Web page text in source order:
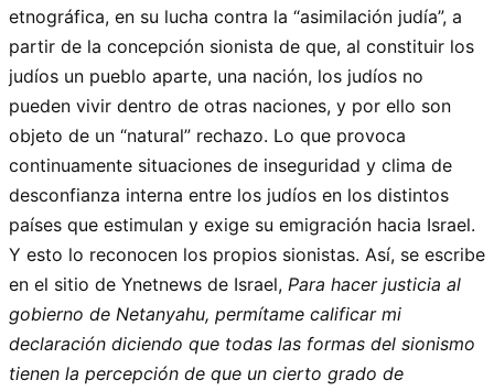
etnográfica, en su lucha contra la “asimilación judía”, a
partir de la concepción sionista de que, al constituir los
judíos un pueblo aparte, una nación, los judíos no
pueden vivir dentro de otras naciones, y por ello son
objeto de un “natural” rechazo. Lo que provoca
continuamente situaciones de inseguridad y clima de
desconfianza interna entre los judíos en los distintos
países que estimulan y exige su emigración hacia Israel.
Y esto lo reconocen los propios sionistas. Así, se escribe
en el sitio de Ynetnews de Israel, Para hacer justicia al
gobierno de Netanyahu, permítame calificar mi
declaración diciendo que todas las formas del sionismo
tienen la percepción de que un cierto grado de